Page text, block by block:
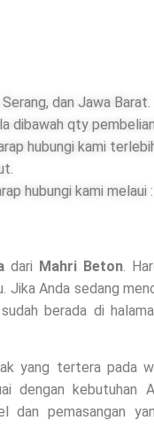
dan Jawa Barat.
dibawah qty
hubungi kami
hubungi kami melaui :
dari Mahri Beton.
Jika Anda sedang
berada di
yang tertera pada
dengan kebutuhan
dan pemasangan